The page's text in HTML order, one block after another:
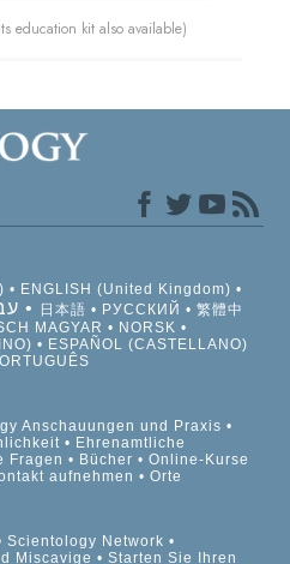
education kit also available)
ENGLISH (United Kingdom)
日本語 РУССКИЙ
繁體中
MAGYAR
NORSK
ESPAÑOL (CASTELLANO)
Anschauungen und Praxis
Ehrenamtliche
Fragen Bücher
Online-Kurse
aufnehmen Orte
Scientology Network
Miscavige Starten Sie Ihren